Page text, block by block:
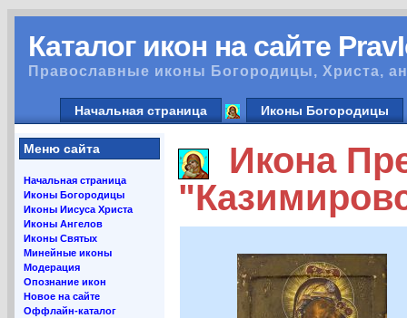
Каталог икон на сайте
Православные иконы Богородицы, Христа,
Начальная страница Иконы Богородицы
Меню сайта
Начальная страница
Иконы Богородицы
Иконы Иисуса Христа
Иконы Ангелов
Иконы Святых
Минейные иконы
Модерация
Опознание икон
Новое на сайте
Оффлайн-каталог
Икона